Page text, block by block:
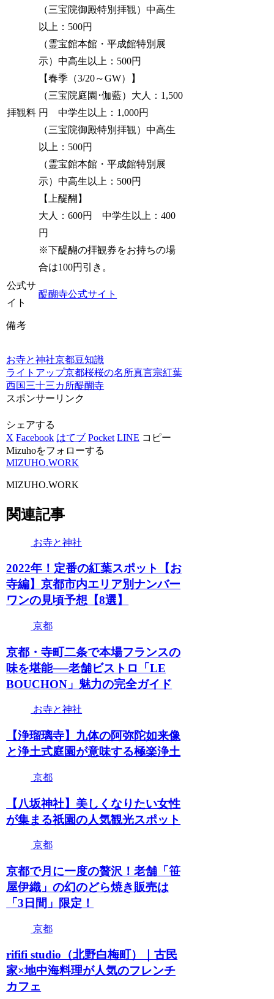
拝観料
（三宝院御殿特別拝観）中高生
以上：500円
（霊宝館本館・平成館特別展
示）中高生以上：500円
【春季（3/20～GW）】
（三宝院庭園･伽藍）大人：1,500
円 中学生以上：1,000円
（三宝院御殿特別拝観）中高生
以上：500円
（霊宝館本館・平成館特別展
示）中高生以上：500円
【上醍醐】
大人：600円 中学生以上：400
円
※下醍醐の拝観券をお持ちの場
合は100円引き。
公式サ
イト
醍醐寺公式サイト
備考
お寺と神社京都豆知識
ライトアップ京都桜桜の名所真言宗紅葉
西国三十三カ所醍醐寺
スポンサーリンク
シェアする
X Facebook はてブ Pocket LINE コピー
Mizuhoをフォローする
MIZUHO.WORK
MIZUHO.WORK
関連記事
お寺と神社
2022年！定番の紅葉スポット【お
寺編】京都市内エリア別ナンバー
ワンの見頃予想【8選】
京都
京都・寺町二条で本場フランスの
味を堪能──老舗ビストロ「LE
BOUCHON」魅力の完全ガイド
お寺と神社
【浄瑠璃寺】九体の阿弥陀如来像
と浄土式庭園が意味する極楽浄土
京都
【八坂神社】美しくなりたい女性
が集まる祇園の人気観光スポット
京都
京都で月に一度の贅沢！老舗「笹
屋伊織」の幻のどら焼き販売は
「3日間」限定！
京都
rififi studio（北野白梅町）｜古民
家×地中海料理が人気のフレンチ
カフェ